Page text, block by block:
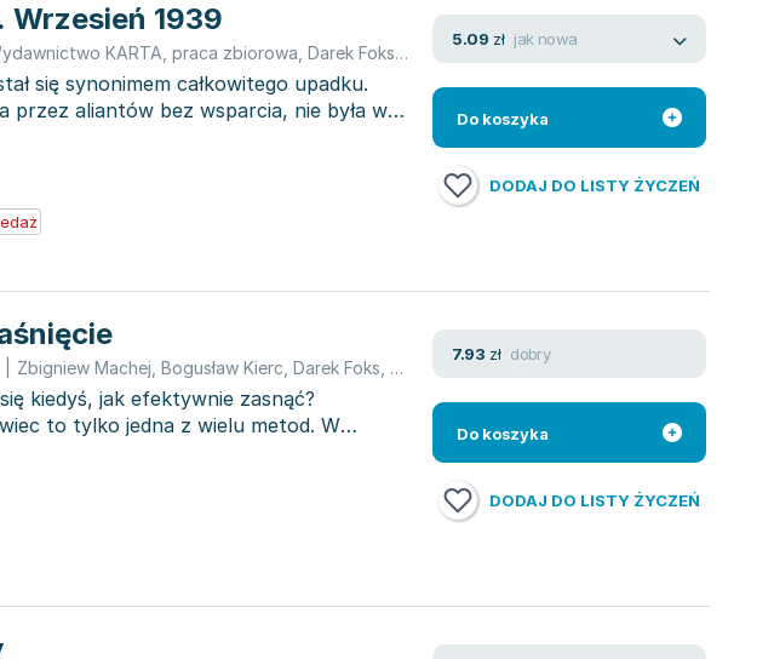
Wrzesień 1939
KARTA praca zbiorowa Darek Foks,Foks Dariusz
się synonimem całkowitego upadku.
przez aliantów bez wsparcia, nie była w
5.09 zł jak nowa
Do koszyka
DODAJ DO LISTY ŻYCZEŃ
Zbigniew Machej Bogusław Kierc Darek Foks Jerzy Jarniewicz Wojciech Bonowicz
kiedyś, jak efektywnie zasnąć?
to tylko jedna z wielu metod. W
7.93 zł dobry
Do koszyka
DODAJ DO LISTY ŻYCZEŃ